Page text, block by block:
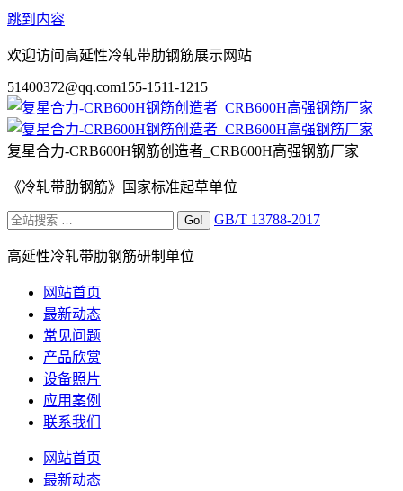
跳到内容
欢迎访问高延性冷轧带肋钢筋展示网站
51400372@qq.com155-1511-1215
复星合力-CRB600H钢筋创造者_CRB600H高强钢筋厂家
《冷轧带肋钢筋》国家标准起草单位
GB/T 13788-2017
高延性冷轧带肋钢筋研制单位
网站首页
最新动态
常见问题
产品欣赏
设备照片
应用案例
联系我们
网站首页
最新动态